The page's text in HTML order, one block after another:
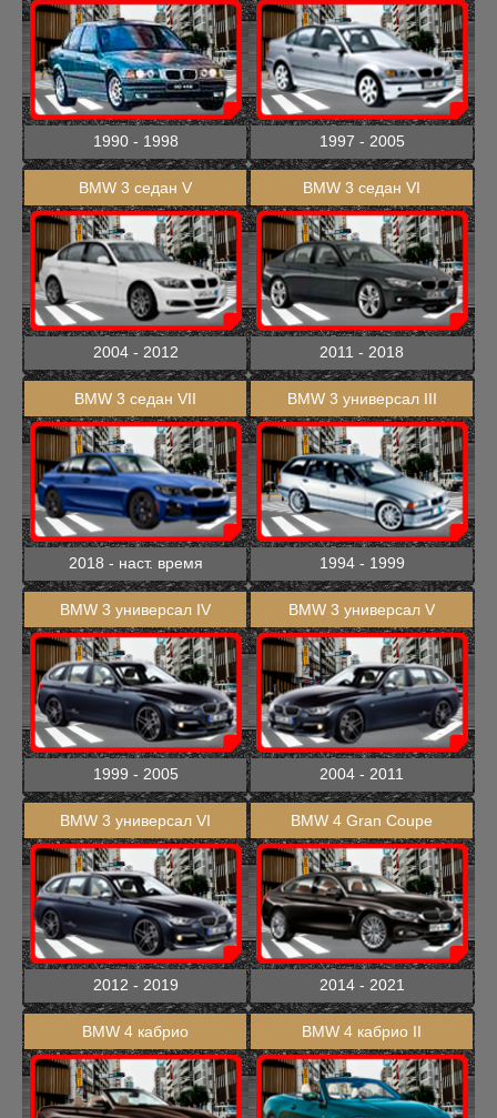
1990 - 1998 1997 - 2005
BMW 3 седан V
2004 - 2012
BMW 3 седан VI
2011 - 2018
BMW 3 седан VII
2018 - наст. время
BMW 3 универсал III
1994 - 1999
BMW 3 универсал IV
1999 - 2005
BMW 3 универсал V
2004 - 2011
BMW 3 универсал VI
2012 - 2019
BMW 4 Gran Coupe
2014 - 2021
BMW 4 кабрио BMW 4 кабрио II